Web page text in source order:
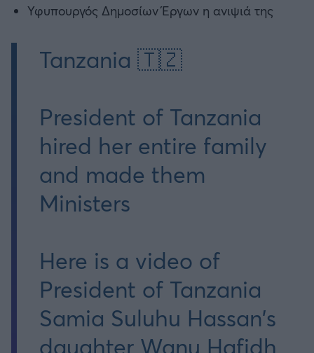
Υφυπουργός Δημοσίων Έργων η ανιψιά της
Tanzania 🇹🇿
President of Tanzania
hired her entire family
and made them
Ministers
Here is a video of
President of Tanzania
Samia Suluhu Hassan's
daughter Wanu Hafidh